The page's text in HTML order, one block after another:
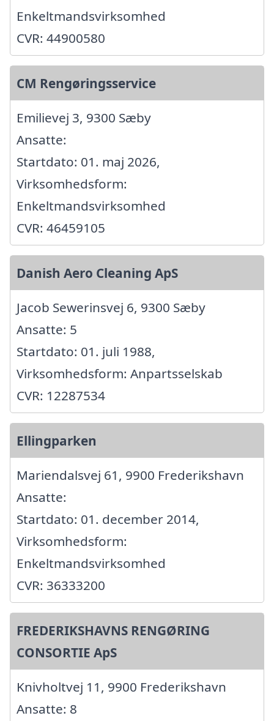
Enkeltmandsvirksomhed
CVR: 44900580
CM Rengøringsservice
Emilievej 3, 9300 Sæby
Ansatte:
Startdato: 01. maj 2026,
Virksomhedsform:
Enkeltmandsvirksomhed
CVR: 46459105
Danish Aero Cleaning ApS
Jacob Sewerinsvej 6, 9300 Sæby
Ansatte: 5
Startdato: 01. juli 1988,
Virksomhedsform: Anpartsselskab
CVR: 12287534
Ellingparken
Mariendalsvej 61, 9900 Frederikshavn
Ansatte:
Startdato: 01. december 2014,
Virksomhedsform:
Enkeltmandsvirksomhed
CVR: 36333200
FREDERIKSHAVNS RENGØRING
CONSORTIE ApS
Knivholtvej 11, 9900 Frederikshavn
Ansatte: 8